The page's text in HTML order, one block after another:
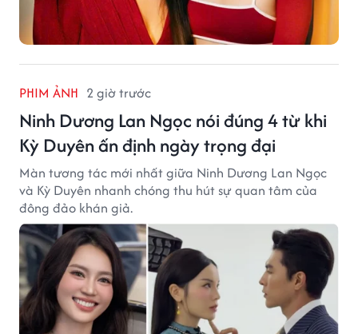
PHIM ẢNH 2 giờ trước
Ninh Dương Lan Ngọc nói đúng 4 từ khi
Kỳ Duyên ấn định ngày trọng đại
Màn tương tác mới nhất giữa Ninh Dương Lan Ngọc
và Kỳ Duyên nhanh chóng thu hút sự quan tâm của
đông đảo khán giả.